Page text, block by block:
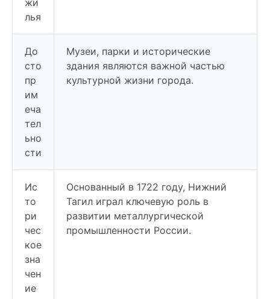
лья
До
сто
пр
им
еча
тел
ьно
сти
Музеи, парки и исторические
здания являются важной частью
культурной жизни города.
Ис
то
ри
чес
кое
зна
чен
ие
Основанный в 1722 году, Нижний
Тагил играл ключевую роль в
развитии металлургической
промышленности России.